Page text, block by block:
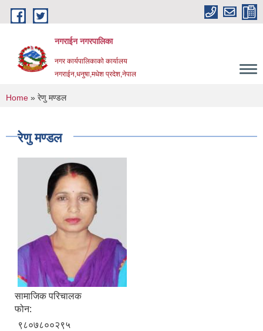
Skip to main content
नगराईन नगरपालिका
नगर कार्यपालिकाको कार्यालय
नगराईन,धनुषा,मधेश प्रदेश,नेपाल
You are here
Home » रेणु मण्डल
रेणु मण्डल
सामाजिक परिचालक
फोन:
९८०७८००२९५